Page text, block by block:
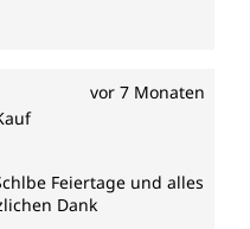
vor 7 Monaten
von 5 von 5 Sternen
Feiertage und alles
Dank